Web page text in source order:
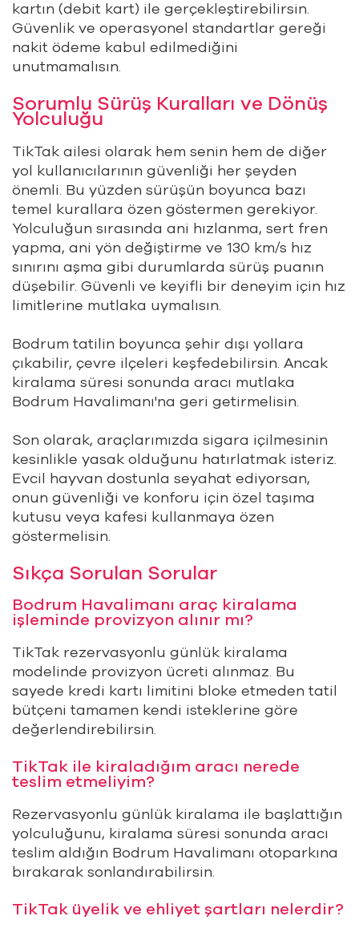
kartın (debit kart) ile gerçekleştirebilirsin.
Güvenlik ve operasyonel standartlar gereği
nakit ödeme kabul edilmediğini
unutmamalısın.
Sorumlu Sürüş Kuralları ve Dönüş
Yolculuğu
TikTak ailesi olarak hem senin hem de diğer
yol kullanıcılarının güvenliği her şeyden
önemli. Bu yüzden sürüşün boyunca bazı
temel kurallara özen göstermen gerekiyor.
Yolculuğun sırasında ani hızlanma, sert fren
yapma, ani yön değiştirme ve 130 km/s hız
sınırını aşma gibi durumlarda sürüş puanın
düşebilir. Güvenli ve keyifli bir deneyim için hız
limitlerine mutlaka uymalısın.
Bodrum tatilin boyunca şehir dışı yollara
çıkabilir, çevre ilçeleri keşfedebilirsin. Ancak
kiralama süresi sonunda aracı mutlaka
Bodrum Havalimanı'na geri getirmelisin.
Son olarak, araçlarımızda sigara içilmesinin
kesinlikle yasak olduğunu hatırlatmak isteriz.
Evcil hayvan dostunla seyahat ediyorsan,
onun güvenliği ve konforu için özel taşıma
kutusu veya kafesi kullanmaya özen
göstermelisin.
Sıkça Sorulan Sorular
Bodrum Havalimanı araç kiralama
işleminde provizyon alınır mı?
TikTak rezervasyonlu günlük kiralama
modelinde provizyon ücreti alınmaz. Bu
sayede kredi kartı limitini bloke etmeden tatil
bütçeni tamamen kendi isteklerine göre
değerlendirebilirsin.
TikTak ile kiraladığım aracı nerede
teslim etmeliyim?
Rezervasyonlu günlük kiralama ile başlattığın
yolculuğunu, kiralama süresi sonunda aracı
teslim aldığın Bodrum Havalimanı otoparkına
bırakarak sonlandırabilirsin.
TikTak üyelik ve ehliyet şartları nelerdir?